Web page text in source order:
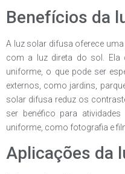
Benefícios da
A luz solar difusa oferece
com a luz direta do sol. Ela
uniforme, o que pode ser
externos, como jardins,
solar difusa reduz os
ser benéfico para
uniforme, como fotografia e
Aplicações da